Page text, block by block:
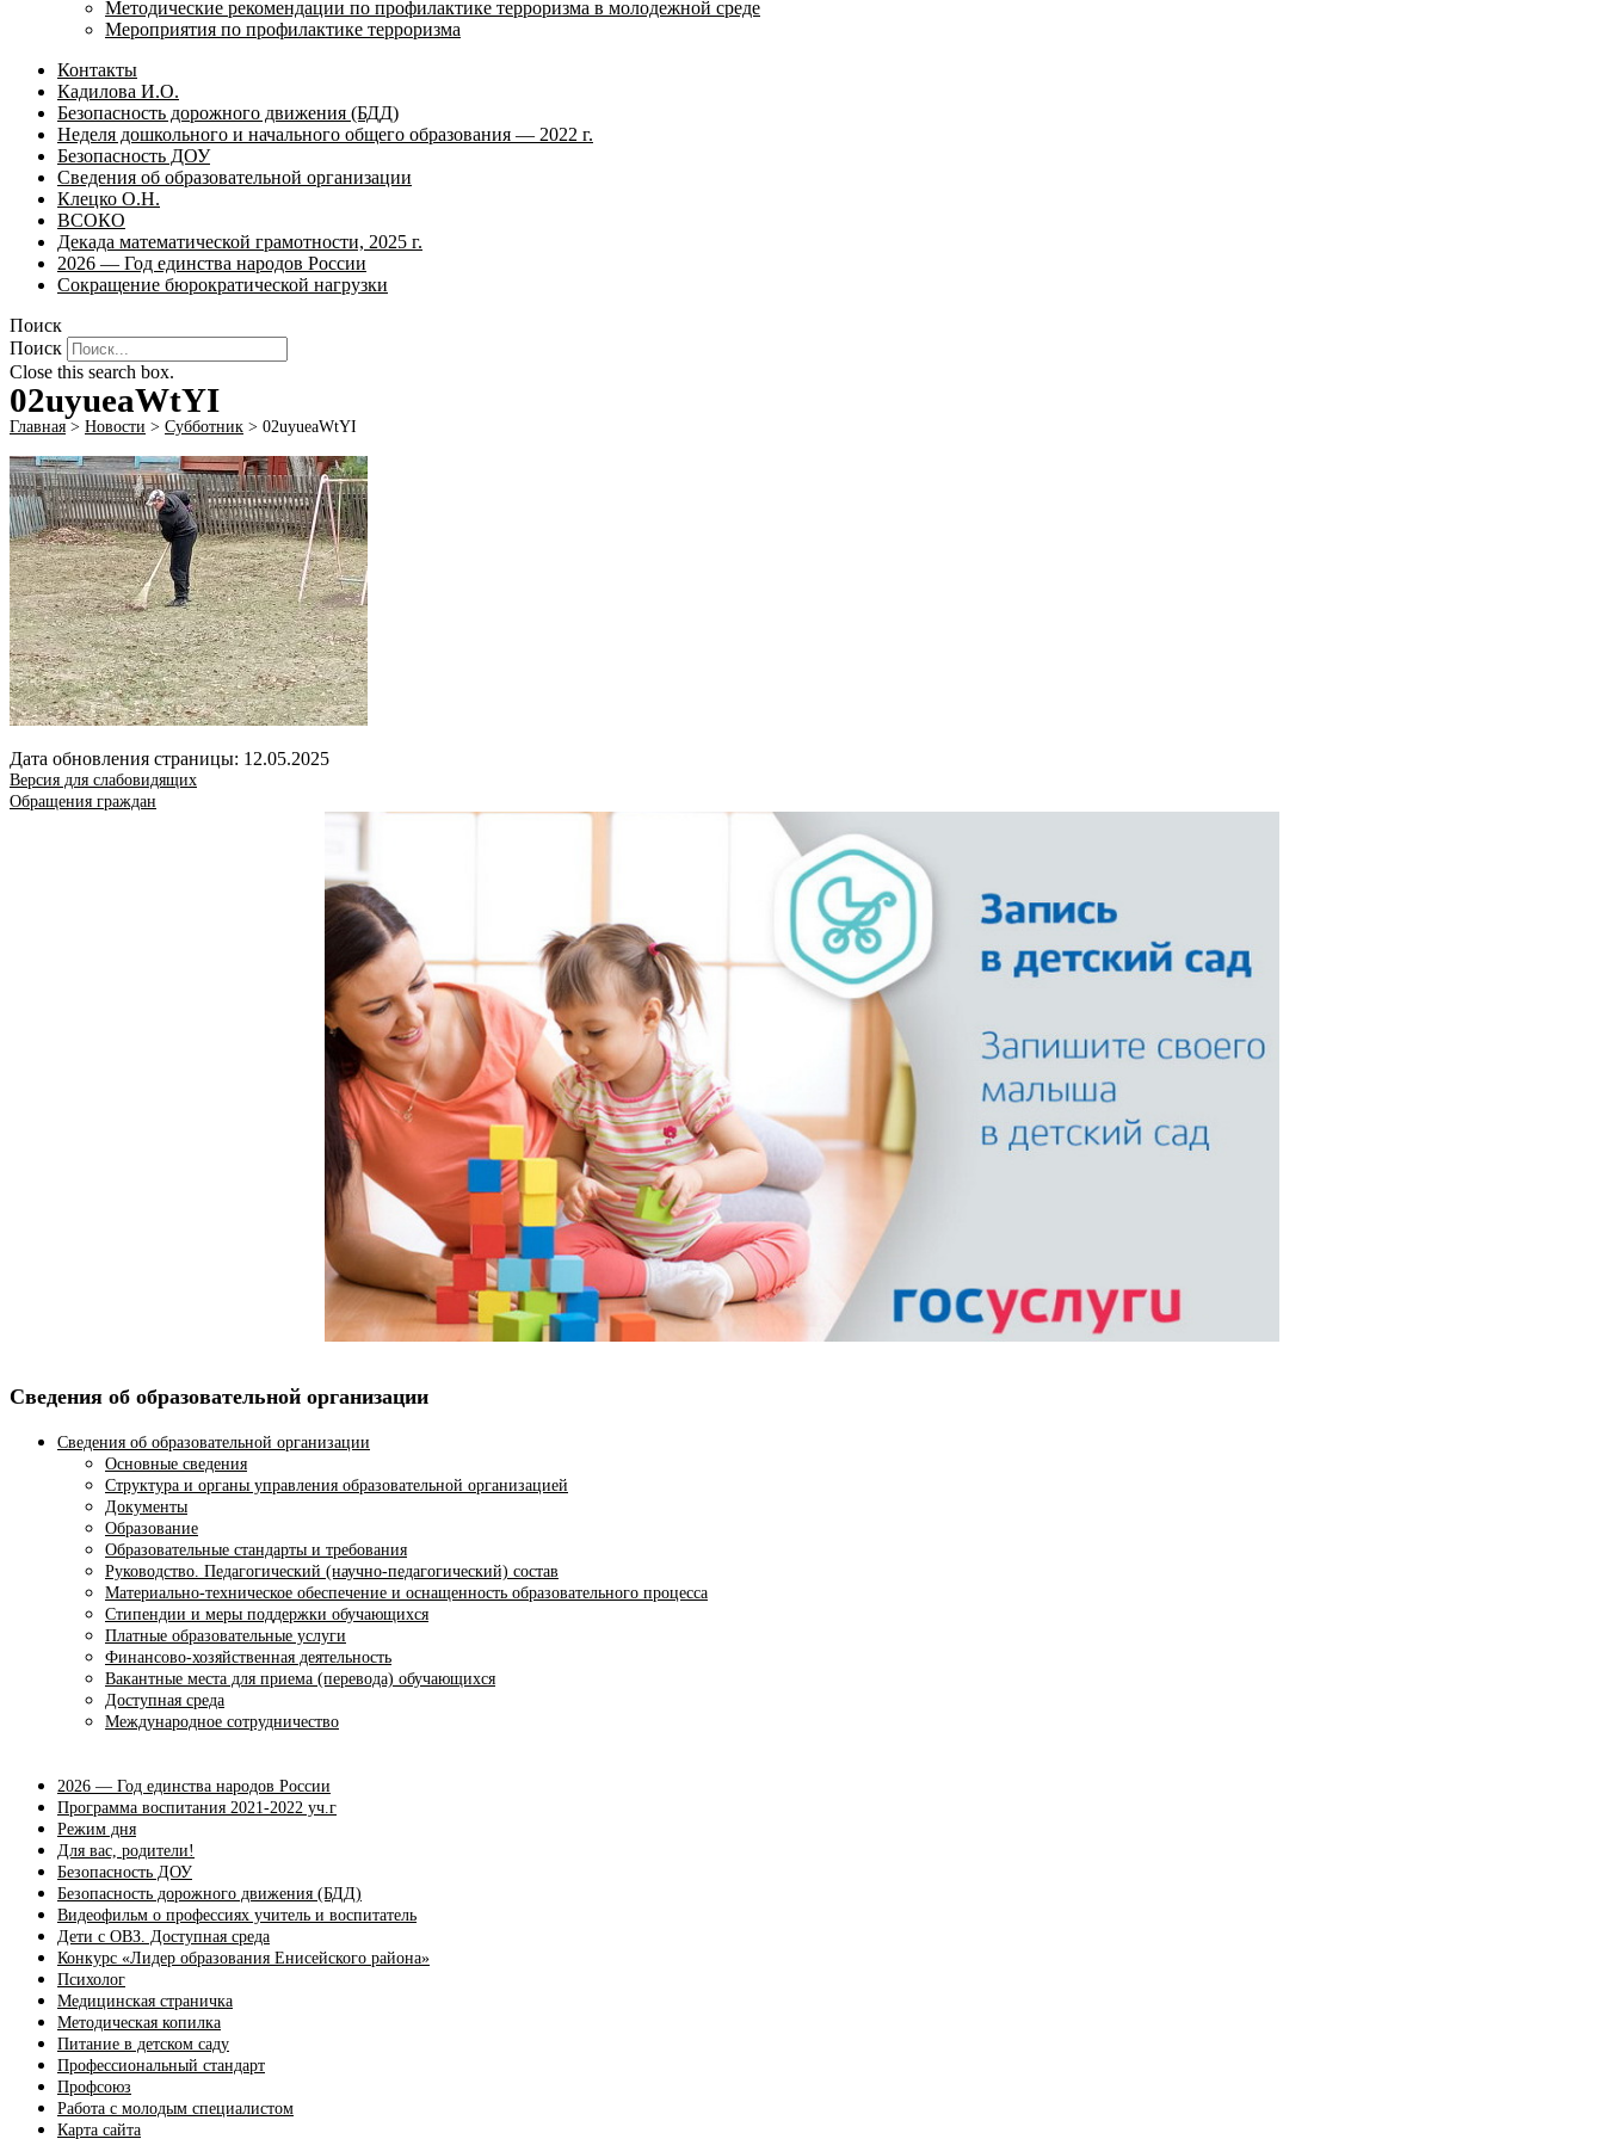
Методические рекомендации по профилактике терроризма в молодежной среде
Мероприятия по профилактике терроризма
Контакты
Кадилова И.О.
Безопасность дорожного движения (БДД)
Неделя дошкольного и начального общего образования — 2022 г.
Безопасность ДОУ
Сведения об образовательной организации
Клецко О.Н.
ВСОКО
Декада математической грамотности, 2025 г.
2026 — Год единства народов России
Сокращение бюрократической нагрузки
Поиск
Поиск
Close this search box.
02uyueaWtYI
Главная > Новости > Субботник > 02uyueaWtYI
Дата обновления страницы: 12.05.2025
Версия для слабовидящих
Обращения граждан
Сведения об образовательной организации
Сведения об образовательной организации
Основные сведения
Структура и органы управления образовательной организацией
Документы
Образование
Образовательные стандарты и требования
Руководство. Педагогический (научно-педагогический) состав
Материально-техническое обеспечение и оснащенность образовательного процесса
Стипендии и меры поддержки обучающихся
Платные образовательные услуги
Финансово-хозяйственная деятельность
Вакантные места для приема (перевода) обучающихся
Доступная среда
Международное сотрудничество
2026 — Год единства народов России
Программа воспитания 2021-2022 уч.г
Режим дня
Для вас, родители!
Безопасность ДОУ
Безопасность дорожного движения (БДД)
Видеофильм о профессиях учитель и воспитатель
Дети с ОВЗ. Доступная среда
Конкурс «Лидер образования Енисейского района»
Психолог
Медицинская страничка
Методическая копилка
Питание в детском саду
Профессиональный стандарт
Профсоюз
Работа с молодым специалистом
Карта сайта